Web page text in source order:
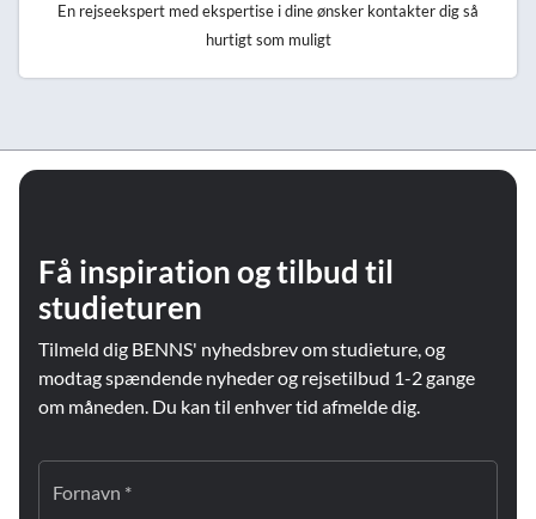
En rejseekspert med ekspertise i dine ønsker kontakter dig så
hurtigt som muligt
Få inspiration og tilbud til
studieturen
Tilmeld dig BENNS' nyhedsbrev om studieture, og
modtag spændende nyheder og rejsetilbud 1-2 gange
om måneden. Du kan til enhver tid afmelde dig.
Fornavn *